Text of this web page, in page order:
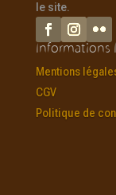
le site.
Informations
Mentions
CGV
Politique de